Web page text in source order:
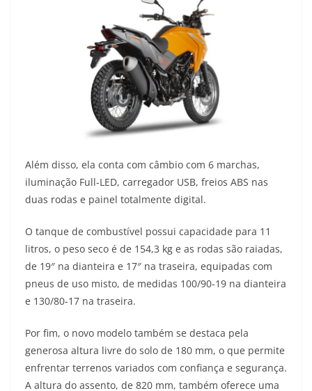
Além disso, ela conta com câmbio com 6 marchas,
iluminação Full-LED, carregador USB, freios ABS nas
duas rodas e painel totalmente digital.
O tanque de combustível possui capacidade para 11
litros, o peso seco é de 154,3 kg e as rodas são raiadas,
de 19″ na dianteira e 17″ na traseira, equipadas com
pneus de uso misto, de medidas 100/90-19 na dianteira
e 130/80-17 na traseira.
Por fim, o novo modelo também se destaca pela
generosa altura livre do solo de 180 mm, o que permite
enfrentar terrenos variados com confiança e segurança.
A altura do assento, de 820 mm, também oferece uma